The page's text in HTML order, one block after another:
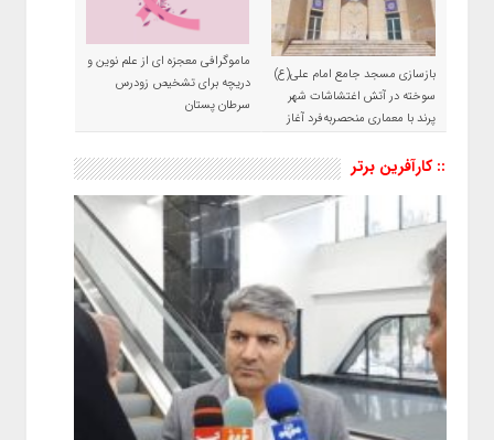
بازسازی مسجد جامع امام علی(ع)
سوخته در آتش اغتشاشات شهر
پرند با معماری منحصربه‌فرد آغاز
ماموگرافی معجزه ای از علم نوین و
دریچه برای تشخیص زودرس
سرطان پستان
:: کارآفرین برتر